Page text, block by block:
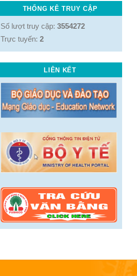
THỐNG KÊ TRUY CẬP
Số lượt truy cập: 3554272
Trực tuyến: 2
LIÊN KẾT